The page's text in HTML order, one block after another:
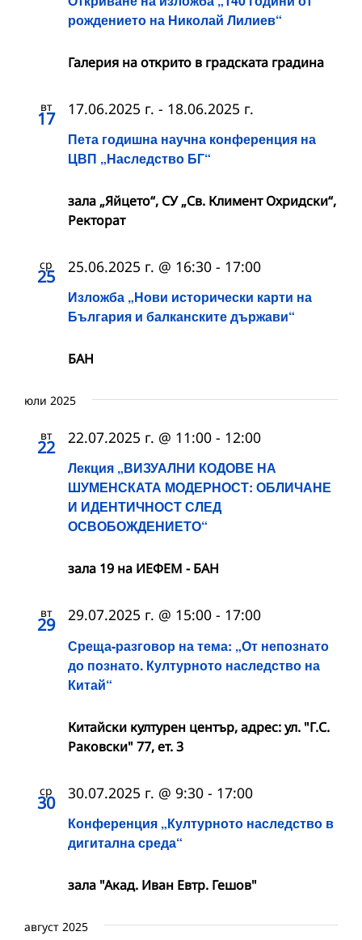
рождението на Николай Лилиев“
Галерия на открито в градската градина
вт
17
Пета годишна научна конференция на
ЦВП „Наследство БГ“
17.06.2025 г. - 18.06.2025 г.
зала „Яйцето“, СУ „Св. Климент Охридски“,
Ректорат
ср
25
Изложба „Нови исторически карти на
България и балканските държави“
25.06.2025 г. @ 16:30 - 17:00
БАН
юли 2025
вт
22
Лекция „ВИЗУАЛНИ КОДОВЕ НА
ШУМЕНСКАТА МОДЕРНОСТ: ОБЛИЧАНЕ
И ИДЕНТИЧНОСТ СЛЕД
ОСВОБОЖДЕНИЕТО“
22.07.2025 г. @ 11:00 - 12:00
зала 19 на ИЕФЕМ - БАН
вт
29
Среща-разговор на тема: „От непознато
до познато. Културното наследство на
Китай“
29.07.2025 г. @ 15:00 - 17:00
Китайски културен център, адрес: ул. "Г.С.
Раковски" 77, ет. 3
ср
30
Конференция „Културното наследство в
дигитална среда“
30.07.2025 г. @ 9:30 - 17:00
зала "Акад. Иван Евтр. Гешов"
август 2025